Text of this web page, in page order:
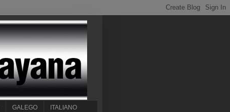
GALEGO ITALIANO